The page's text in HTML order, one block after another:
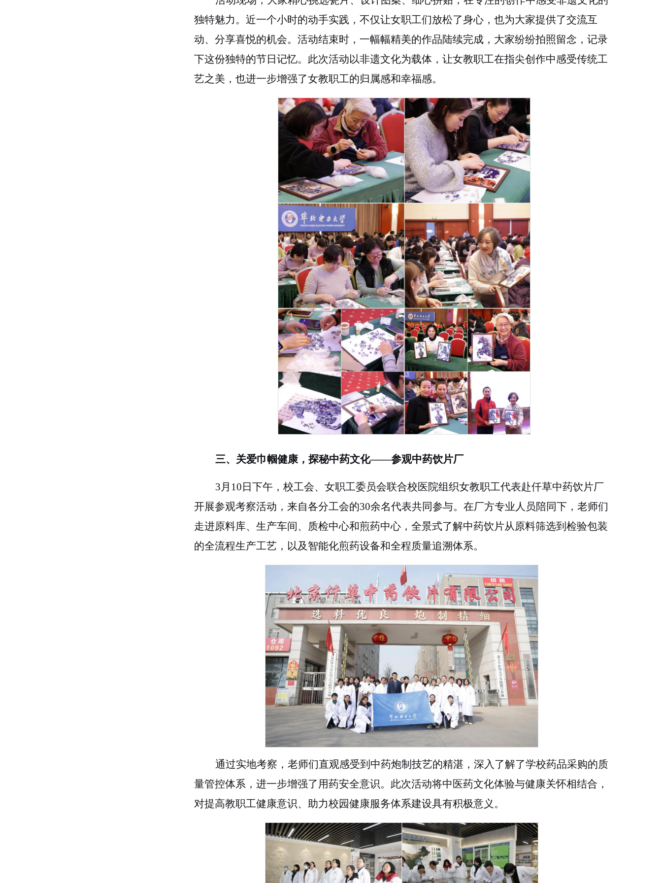
独特魅力。近一个小时的动手实践，不仅让女职工们放松了身心，也为大家提供了交流互
动、分享喜悦的机会。活动结束时，一幅幅精美的作品陆续完成，大家纷纷拍照留念，记录
下这份独特的节日记忆。 此次活动以非遗文化为载体，让女教职工在指尖创作中感受传统工
艺之美，也进一步增强了女教职工的归属感和幸福感。
三、关爱巾帼健康，探秘中药文化——参观中药饮片厂
3月10日下午，校工会、女职工委员会联合校医院组织女教职工代表赴仟草中药饮片厂
开展参观考察活动，来自各分工会的30余名代表共同参与。在厂方专业人员陪同下，老师们
走进原料库、生产车间、质检中心和煎药中心，全景式了解中药饮片从原料筛选到检验包装
的全流程生产工艺，以及智能化煎药设备和全程质量追溯体系。
通过实地考察，老师们直观感受到中药炮制技艺的精湛，深入了解了学校药品采购的质
量管控体系，进一步增强了用药安全意识。此次活动将中医药文化体验与健康关怀相结合，
对提高教职工健康意识、助力校园健康服务体系建设具有积极意义。